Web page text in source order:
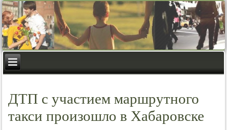
ДТП с участием маршрутного
такси произошло в Хабаровске